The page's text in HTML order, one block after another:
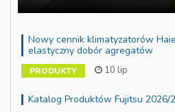
Nowy cennik klimatyzatorów
elastyczny dobór agregatów
PRODUKTY 10 lip
Katalog Produktów Fujitsu 2026/